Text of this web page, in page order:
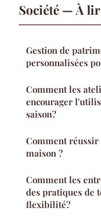
Société — À
Gestion de
personnalisées
Comment les
encourager
saison?
Comment réussir
maison ?
Comment les
des pratiques de
flexibilité?